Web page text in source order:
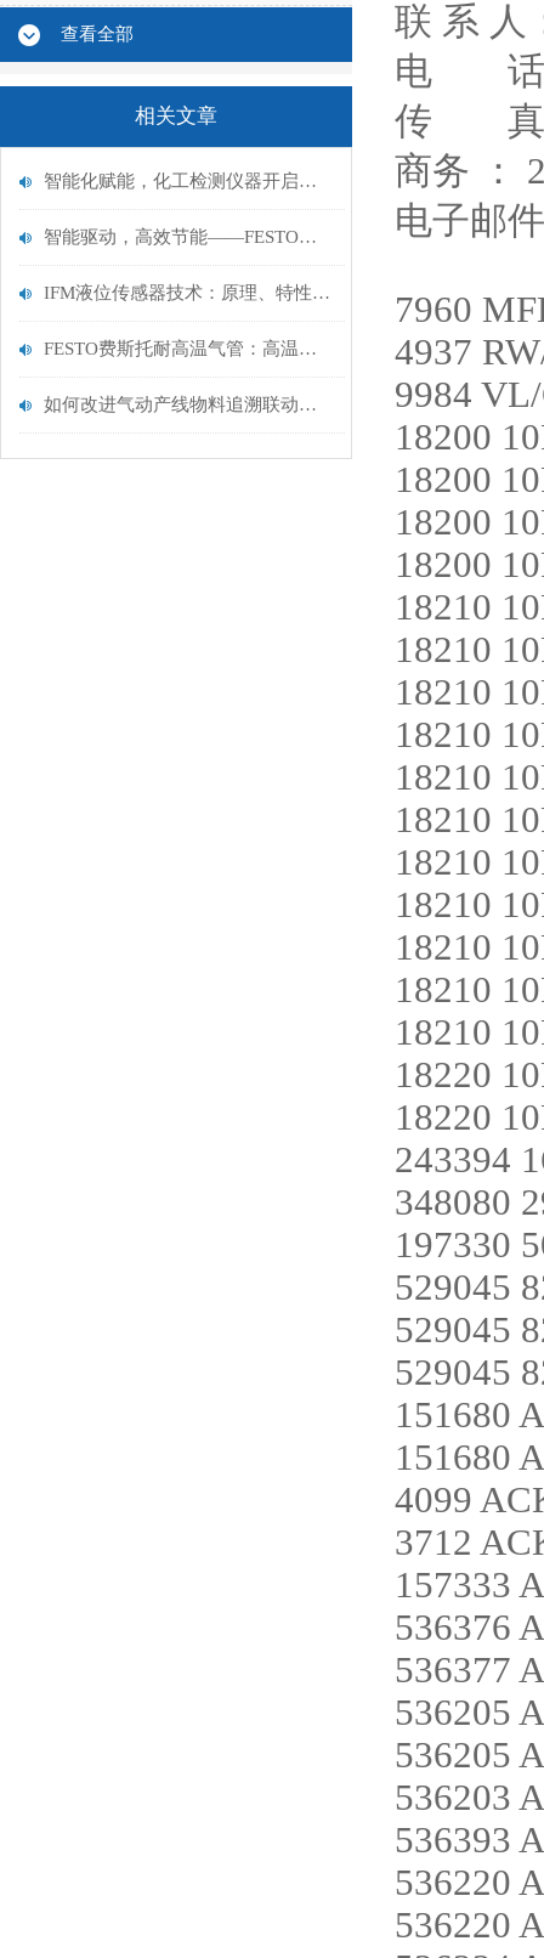
查看全部
相关文章
智能化赋能，化工检测仪器开启高效安全新征程
智能驱动，高效节能——FESTO费斯托摆动驱动器行业新风尚
IFM液位传感器技术：原理、特性及其在工业自动化中的核心作用
FESTO费斯托耐高温气管：高温工业场景，高效输气理想之选
如何改进气动产线物料追溯联动系统
联 系 人
电 话
传 真
商务 ：
电子邮
7960
4937
9984
18200
18200
18200
18200
18210
18210
18210
18210
18210
18210
18210
18210
18210
18210
18210
18220
18220
243394
348080
197330
529045
529045
529045
151680
151680
4099
3712
157333
536376
536377
536205
536205
536203
536393
536220
536220